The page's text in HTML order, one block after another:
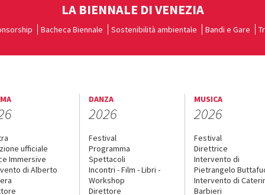
LA BIENNALE DI VENEZIA
Bacheca Biennale Sostenibilità ambientale Bandi e Gare
ufficiale
Immersive
di Alberto
DANZA
2026
Festival
Programma
Spettacoli
Incontri - Film - Libri -
Workshop
Direttore
MUSICA
2026
Festival
Direttrice
Intervento di
Pietrangelo
Intervento di
Barbieri